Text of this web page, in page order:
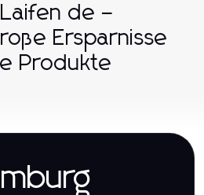
de –
Ersparnisse
Produkte